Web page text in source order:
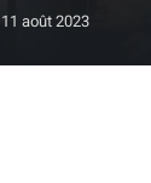
11 août 2023